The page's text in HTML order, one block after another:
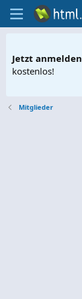
Jetzt anmelden
kostenlos!
Mitglieder